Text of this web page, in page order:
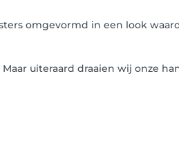
omgevormd in een look
uiteraard draaien wij onze